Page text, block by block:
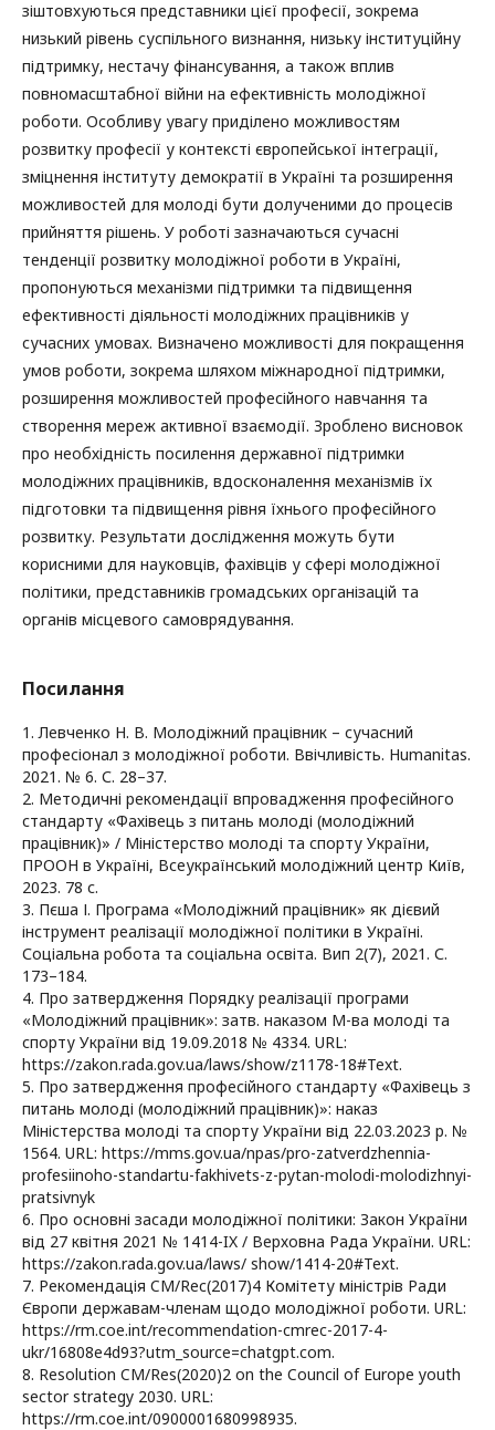
зіштовхуються представники цієї професії, зокрема
низький рівень суспільного визнання, низьку інституційну
підтримку, нестачу фінансування, а також вплив
повномасштабної війни на ефективність молодіжної
роботи. Особливу увагу приділено можливостям
розвитку професії у контексті європейської інтеграції,
зміцнення інституту демократії в Україні та розширення
можливостей для молоді бути долученими до процесів
прийняття рішень. У роботі зазначаються сучасні
тенденції розвитку молодіжної роботи в Україні,
пропонуються механізми підтримки та підвищення
ефективності діяльності молодіжних працівників у
сучасних умовах. Визначено можливості для покращення
умов роботи, зокрема шляхом міжнародної підтримки,
розширення можливостей професійного навчання та
створення мереж активної взаємодії. Зроблено висновок
про необхідність посилення державної підтримки
молодіжних працівників, вдосконалення механізмів їх
підготовки та підвищення рівня їхнього професійного
розвитку. Результати дослідження можуть бути
корисними для науковців, фахівців у сфері молодіжної
політики, представників громадських організацій та
органів місцевого самоврядування.
Посилання
1. Левченко Н. В. Молодіжний працівник – сучасний
професіонал з молодіжної роботи. Ввічливість. Humanitas.
2021. № 6. С. 28–37.
2. Методичні рекомендації впровадження професійного
стандарту «Фахівець з питань молоді (молодіжний
працівник)» / Міністерство молоді та спорту України,
ПРООН в Україні, Всеукраїнський молодіжний центр Київ,
2023. 78 с.
3. Пєша І. Програма «Молодіжний працівник» як дієвий
інструмент реалізації молодіжної політики в Україні.
Соціальна робота та соціальна освіта. Вип 2(7), 2021. С.
173–184.
4. Про затвердження Порядку реалізації програми
«Молодіжний працівник»: затв. наказом М-ва молоді та
спорту України від 19.09.2018 № 4334. URL:
https://zakon.rada.gov.ua/laws/show/z1178-18#Text.
5. Про затвердження професійного стандарту «Фахівець з
питань молоді (молодіжний працівник)»: наказ
Міністерства молоді та спорту України від 22.03.2023 р. №
1564. URL: https://mms.gov.ua/npas/pro-zatverdzhennia-
profesiinoho-standartu-fakhivets-z-pytan-molodi-molodizhnyi-
pratsivnyk
6. Про основні засади молодіжної політики: Закон України
від 27 квітня 2021 № 1414-IX / Верховна Рада України. URL:
https://zakon.rada.gov.ua/laws/ show/1414-20#Text.
7. Рекомендація CM/Rec(2017)4 Комітету міністрів Ради
Європи державам-членам щодо молодіжної роботи. URL:
https://rm.coe.int/recommendation-cmrec-2017-4-
ukr/16808e4d93?utm_source=chatgpt.com.
8. Resolution CM/Res(2020)2 on the Council of Europe youth
sector strategy 2030. URL:
https://rm.coe.int/0900001680998935.